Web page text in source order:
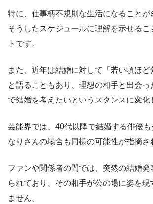
特に、仕事柄不規則な生活になることが
そうしたスケジュールに理解を示せるこ
トです。
また、近年は結婚に対して「若い頃ほど
と語ることもあり、理想の相手と出会
で結婚を考えたいというスタンスに変化
芸能界では、40代以降で結婚する俳優も
なりさんの場合も同様の可能性が指摘さ
ファンや関係者の間では、突然の結婚発
られており、その相手が公の場に姿を現
ません。